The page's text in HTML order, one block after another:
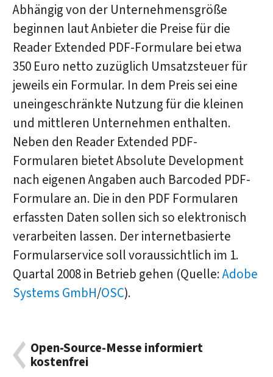
Abhängig von der Unternehmensgröße
beginnen laut Anbieter die Preise für die
Reader Extended PDF-Formulare bei etwa
350 Euro netto zuzüglich Umsatzsteuer für
jeweils ein Formular. In dem Preis sei eine
uneingeschränkte Nutzung für die kleinen
und mittleren Unternehmen enthalten.
Neben den Reader Extended PDF-
Formularen bietet Absolute Development
nach eigenen Angaben auch Barcoded PDF-
Formulare an. Die in den PDF Formularen
erfassten Daten sollen sich so elektronisch
verarbeiten lassen. Der internetbasierte
Formularservice soll voraussichtlich im 1.
Quartal 2008 in Betrieb gehen (Quelle:Adobe
Systems GmbH/OSC).
Open-Source-Messe informiert
kostenfrei